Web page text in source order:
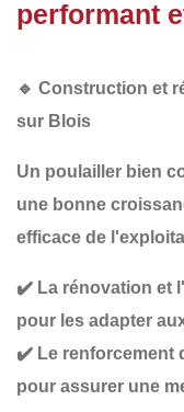
performant
🔹 Construction et
sur Blois
Un poulailler bien
une bonne
efficace de
✔️ La rénovation et
pour les adapter
✔️ Le renforcement
pour assurer une